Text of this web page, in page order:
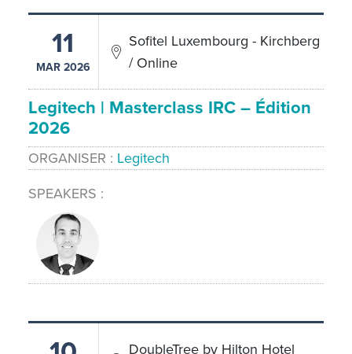
11
MAR 2026
Sofitel Luxembourg - Kirchberg
/ Online
Legitech | Masterclass IRC – Édition
2026
ORGANISER
Legitech
SPEAKERS
DoubleTree by Hilton Hotel